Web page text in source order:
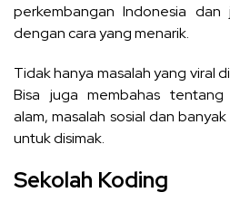
perkembangan Indonesia
dengan cara yang menarik.
Tidak hanya masalah yang viral
Bisa juga membahas
alam, masalah sosial dan
untuk disimak.
Sekolah Koding